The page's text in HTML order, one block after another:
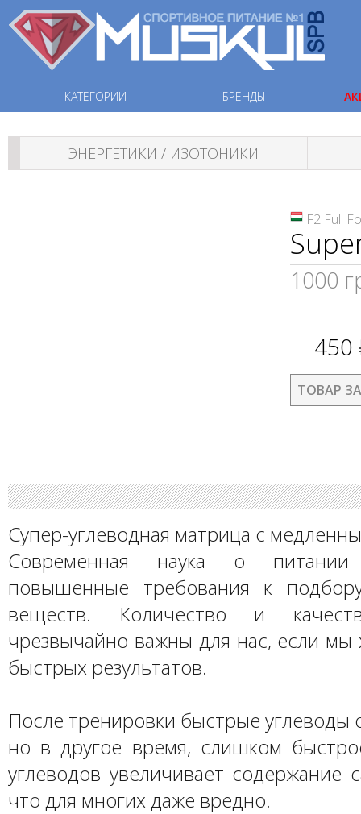
КАТЕГОРИИ БРЕНДЫ
ЭНЕРГЕТИКИ / ИЗОТОНИКИ
F2 Full
1000
450
ТОВАР
Супер-углеводная матрица с
Современная наука о питании
повышенные требования к
веществ. Количество и
чрезвычайно важны для нас, если мы
быстрых результатов.
После тренировки быстрые углеводы
но в другое время, слишком
углеводов увеличивает содержание
что для многих даже вредно.